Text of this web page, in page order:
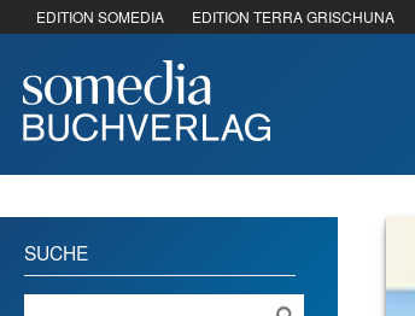
EDITION SOMEDIA EDITION TERRA GRISCHUNA
SUCHE